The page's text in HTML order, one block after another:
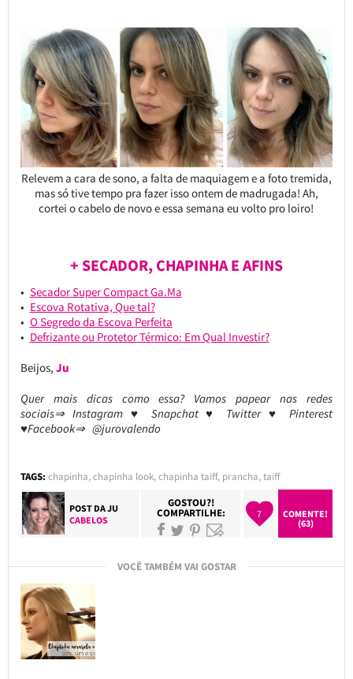
Relevem a cara de sono, a falta de maquiagem e a foto tremida,
mas só tive tempo pra fazer isso ontem de madrugada! Ah,
cortei o cabelo de novo e essa semana eu volto pro loiro!
+ SECADOR, CHAPINHA E AFINS
Secador Super Compact Ga.Ma
Escova Rotativa, Que tal?
O Segredo da Escova Perfeita
Defrizante ou Protetor Térmico: Em Qual Investir?
Beijos, Ju
Quer mais dicas como essa? Vamos papear nas redes
sociais⇒ Instagram ♥ Snapchat ♥ Twitter ♥ Pinterest
♥Facebook⇒ @jurovalendo
TAGS: chapinha,chapinha look,chapinha taiff, prancha,taiff
POST DAJU
CABELOS
GOSTOU?!
COMPARTILHE: 7
COMENTE!
(63)
VOCÊ TAMBÉM VAI GOSTAR